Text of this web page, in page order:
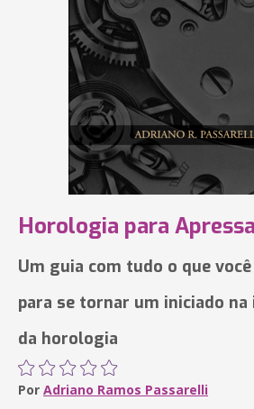
Horologia para
Um guia com tudo o que
para se tornar um iniciado na
da horologia
Por Adriano Ramos Passarelli